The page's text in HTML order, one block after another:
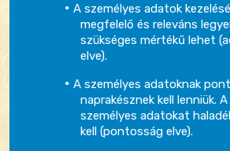
A személyes adatok
megfelelő és releváns
szükséges mértékű lehet
elve).
A személyes adatoknak
naprakésznek kell lenniük.
személyes adatokat
kell (pontosság elve).